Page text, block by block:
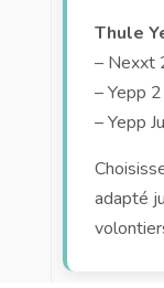
Thule
– Nexxt
– Yepp
– Yepp
adapté